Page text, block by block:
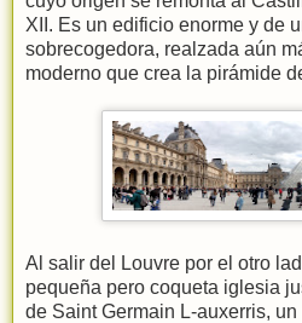
XII. Es un edificio enorme y de
sobrecogedora, realzada aún
moderno que crea la pirámide
Al salir del Louvre por el otro
pequeña pero coqueta iglesia
de Saint Germain L-auxerris,